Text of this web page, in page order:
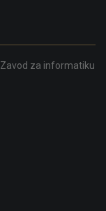
Zavod za informatiku